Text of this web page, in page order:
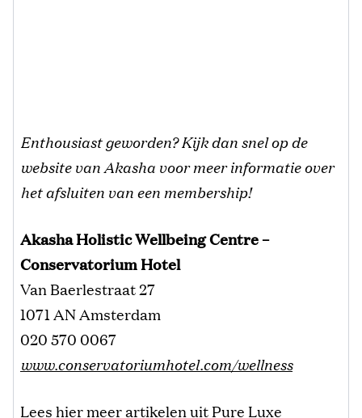
Enthousiast geworden? Kijk dan snel op de
website van Akasha voor meer informatie over
het afsluiten van een membership!
Akasha Holistic Wellbeing Centre –
Conservatorium Hotel
Van Baerlestraat 27
1071 AN Amsterdam
020 570 0067
www.conservatoriumhotel.com/wellness
Leeshiermeer artikelen uit Pure Luxe